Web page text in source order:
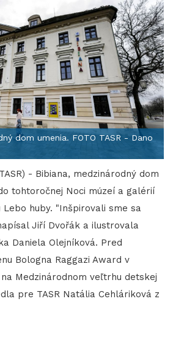
dom umenia. FOTO TASR - Dano
- Bibiana, medzinárodný dom
tohtoročnej Noci múzeí a galérií
Lebo huby. "Inšpirovali sme sa
Jiří Dvořák a ilustrovala
Daniela Olejníková. Pred
Bologna Raggazi Award v
Medzinárodnom veľtrhu detskej
pre TASR Natália Cehláriková z